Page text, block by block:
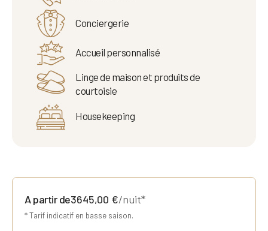
Conciergerie
Accueil personnalisé
Linge de maison et produits de
courtoisie
Housekeeping
A partir de3645,00 €/nuit*
* Tarif indicatif en basse saison.